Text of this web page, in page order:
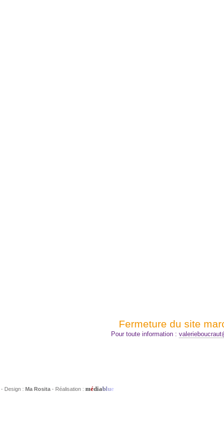
- Design : Ma Rosita - Réalisation : médiablue
Fermeture du site
Pour toute information :